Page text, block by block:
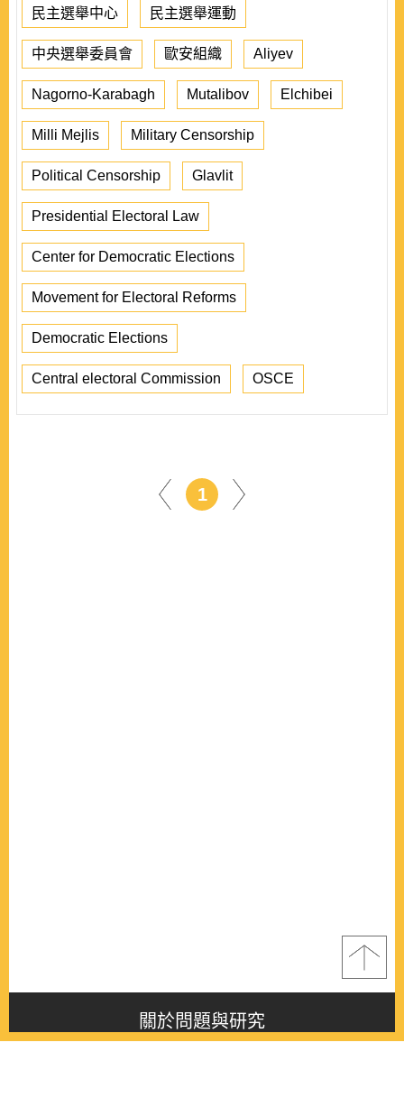
民主選舉中心 民主選舉運動
中央選舉委員會 歐安組織 Aliyev
Nagorno-Karabagh Mutalibov Elchibei
Milli Mejlis Military Censorship
Political Censorship Glavlit
Presidential Electoral Law
Center for Democratic Elections
Movement for Electoral Reforms
Democratic Elections
Central electoral Commission OSCE
1
關於問題與研究
About this journal